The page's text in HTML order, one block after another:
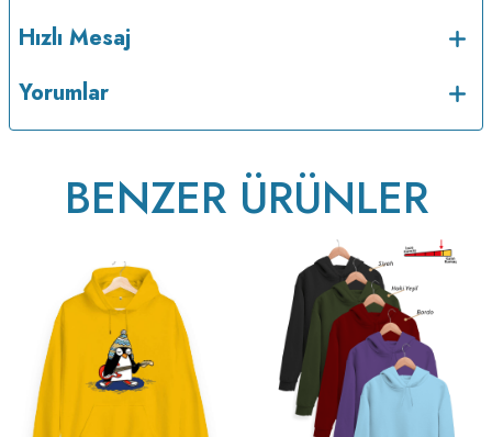
Hızlı Mesaj
Yorumlar
BENZER ÜRÜNLER